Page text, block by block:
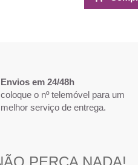
Envios em 24/48h
coloque o nº telemóvel para um
melhor serviço de entrega.